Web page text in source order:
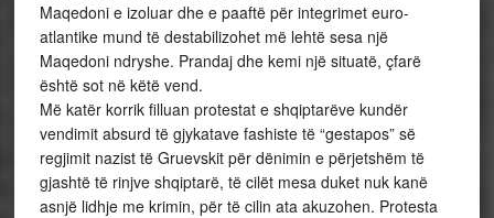
Maqedoni e izoluar dhe e paaftë për integrimet euro-
atlantike mund të destabilizohet më lehtë sesa një
Maqedoni ndryshe. Prandaj dhe kemi një situatë, çfarë
është sot në këtë vend.
Më katër korrik filluan protestat e shqiptarëve kundër
vendimit absurd të gjykatave fashiste të “gestapos” së
regjimit nazist të Gruevskit për dënimin e përjetshëm të
gjashtë të rinjve shqiptarë, të cilët mesa duket nuk kanë
asnjë lidhje me krimin, për të cilin ata akuzohen. Protesta